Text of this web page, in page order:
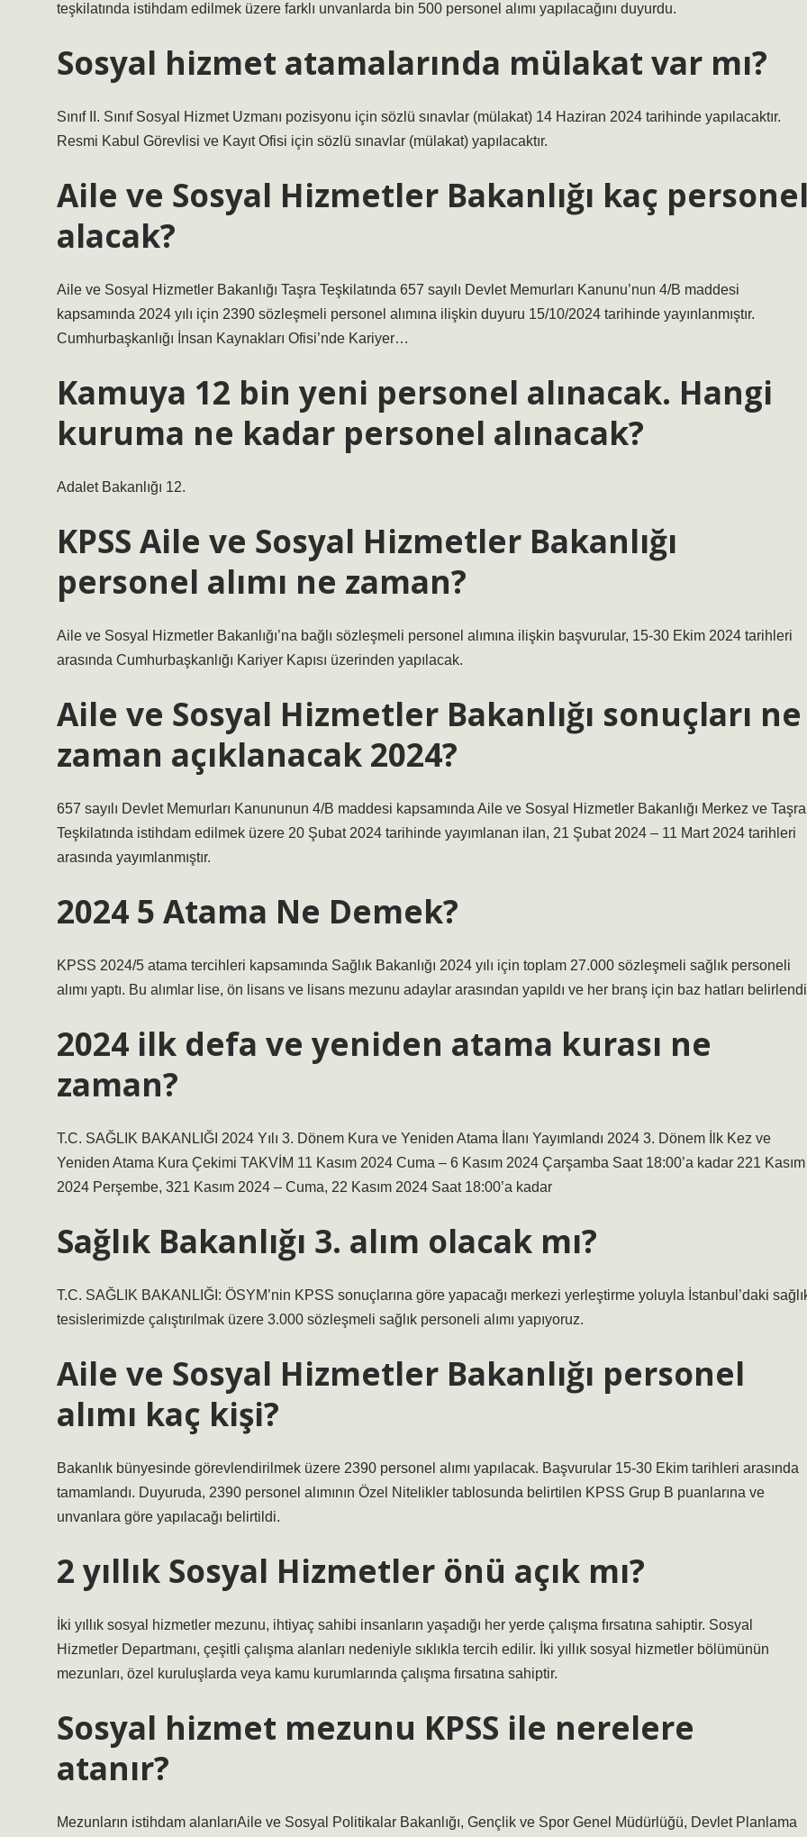
teşkilatında istihdam edilmek üzere farklı unvanlarda bin 500 personel alımı yapılacağını duyurdu.
Sosyal hizmet atamalarında mülakat var mı?
Sınıf II. Sınıf Sosyal Hizmet Uzmanı pozisyonu için sözlü sınavlar (mülakat) 14 Haziran 2024 tarihinde yapılacaktır.
Resmi Kabul Görevlisi ve Kayıt Ofisi için sözlü sınavlar (mülakat) yapılacaktır.
Aile ve Sosyal Hizmetler Bakanlığı kaç
alacak?
Aile ve Sosyal Hizmetler Bakanlığı Taşra Teşkilatında 657 sayılı Devlet Memurları Kanunu’nun 4/B maddesi
kapsamında 2024 yılı için 2390 sözleşmeli personel alımına ilişkin duyuru 15/10/2024 tarihinde yayınlanmıştır.
Cumhurbaşkanlığı İnsan Kaynakları Ofisi’nde Kariyer…
Kamuya 12 bin yeni personel alınacak. Hangi
kuruma ne kadar personel alınacak?
Adalet Bakanlığı 12.
KPSS Aile ve Sosyal Hizmetler Bakanlığı
personel alımı ne zaman?
Aile ve Sosyal Hizmetler Bakanlığı’na bağlı sözleşmeli personel alımına ilişkin başvurular, 15-30 Ekim 2024 tarihleri ​​
arasında Cumhurbaşkanlığı Kariyer Kapısı üzerinden yapılacak.
Aile ve Sosyal Hizmetler Bakanlığı sonuçları ne
zaman açıklanacak 2024?
657 sayılı Devlet Memurları Kanununun 4/B maddesi kapsamında Aile ve Sosyal Hizmetler Bakanlığı Merkez ve Taşra
Teşkilatında istihdam edilmek üzere 20 Şubat 2024 tarihinde yayımlanan ilan, 21 Şubat 2024 – 11 Mart 2024 tarihleri ​​
arasında yayımlanmıştır.
2024 5 Atama Ne Demek?
KPSS 2024/5 atama tercihleri ​​kapsamında Sağlık Bakanlığı 2024 yılı için toplam 27.000 sözleşmeli sağlık personeli
alımı yaptı. Bu alımlar lise, ön lisans ve lisans mezunu adaylar arasından yapıldı ve her branş için baz hatları
2024 ilk defa ve yeniden atama kurası ne
zaman?
T.C. SAĞLIK BAKANLIĞI 2024 Yılı 3. Dönem Kura ve Yeniden Atama İlanı Yayımlandı 2024 3. Dönem İlk Kez ve
Yeniden Atama Kura Çekimi TAKVİM 11 Kasım 2024 Cuma – 6 Kasım 2024 Çarşamba Saat 18:00’a kadar 221 Kasım
2024 Perşembe, 321 Kasım 2024 – Cuma, 22 Kasım 2024 Saat 18:00’a kadar
Sağlık Bakanlığı 3. alım olacak mı?
T.C. SAĞLIK BAKANLIĞI: ÖSYM’nin KPSS sonuçlarına göre yapacağı merkezi yerleştirme yoluyla İstanbul’daki
tesislerimizde çalıştırılmak üzere 3.000 sözleşmeli sağlık personeli alımı yapıyoruz.
Aile ve Sosyal Hizmetler Bakanlığı personel
alımı kaç kişi?
Bakanlık bünyesinde görevlendirilmek üzere 2390 personel alımı yapılacak. Başvurular 15-30 Ekim tarihleri ​​arasında
tamamlandı. Duyuruda, 2390 personel alımının Özel Nitelikler tablosunda belirtilen KPSS Grup B puanlarına ve
unvanlara göre yapılacağı belirtildi.
2 yıllık Sosyal Hizmetler önü açık mı?
İki yıllık sosyal hizmetler mezunu, ihtiyaç sahibi insanların yaşadığı her yerde çalışma fırsatına sahiptir. Sosyal
Hizmetler Departmanı, çeşitli çalışma alanları nedeniyle sıklıkla tercih edilir. İki yıllık sosyal hizmetler bölümünün
mezunları, özel kuruluşlarda veya kamu kurumlarında çalışma fırsatına sahiptir.
Sosyal hizmet mezunu KPSS ile nerelere
atanır?
Mezunların istihdam alanlarıAile ve Sosyal Politikalar Bakanlığı, Gençlik ve Spor Genel Müdürlüğü, Devlet Planlama